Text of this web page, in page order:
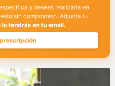
y deseas realizarla en
sin compromiso. Adjunta tu
tendrás en tu email.